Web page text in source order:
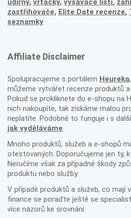
udírny, vrtačky, vysavače listí,
zastřihovače, Elite Date recenze,
seznamky
Affiliate Disclaimer
Spolupracujeme s portálem Heureka
můžeme vytvářet recenze produktů
Pokud se prokliknete do e-shopu na
nich nakoupíte, tak získáme malou
neplatíte. Podobně to funguje i s
jak vyděláváme.
Mnoho produktů, služeb a e-shopů
otestovaných. Doporučujeme jen ty,
Neručíme však za případné škody
produktu nebo služby.
V případě produktů a služeb, co mají
finance se poraďte ještě se
více názorů ke srovnání.